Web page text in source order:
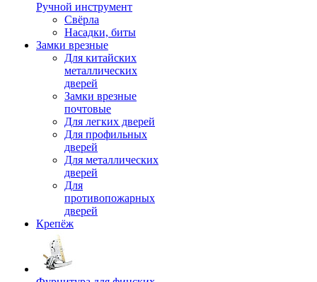
Ручной инструмент
Свёрла
Насадки, биты
Замки врезные
Для китайских
металлических
дверей
Замки врезные
почтовые
Для легких дверей
Для профильных
дверей
Для металлических
дверей
Для
противопожарных
дверей
Крепёж